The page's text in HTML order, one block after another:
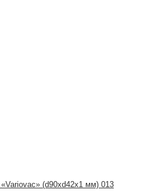
(d90хd42x1 мм) 013